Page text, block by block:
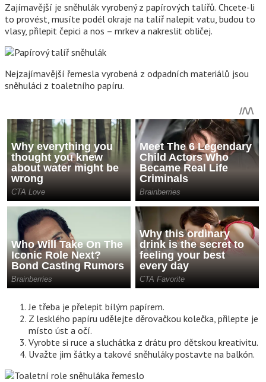
Zajímavější je sněhulák vyrobený z papírových talířů. Chcete-li
to provést, musíte podél okraje na talíř nalepit vatu, budou to
vlasy, přilepit čepici a nos – mrkev a nakreslit obličej.
Nejzajímavější řemesla vyrobená z odpadních materiálů jsou
sněhuláci z toaletního papíru.
Je třeba je přelepit bílým papírem.
Z lesklého papíru udělejte děrovačkou kolečka, přilepte je
místo úst a očí.
Vyrobte si ruce a sluchátka z drátu pro dětskou kreativitu.
Uvažte jim šátky a takové sněhuláky postavte na balkón.